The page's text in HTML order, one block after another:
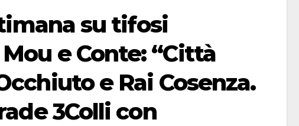
su tifosi
e Conte: “Città
e Rai Cosenza.
3Colli con